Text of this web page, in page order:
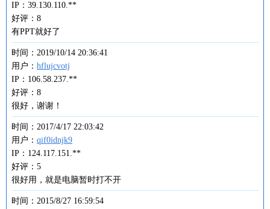
IP：39.130.110.**
好评：8
有PPT就好了
时间：2019/10/14 20:36:41
用户： hflujcvotj
IP：106.58.237.**
好评：8
很好，谢谢！
时间：2017/4/17 22:03:42
用户： qif0idnjk9
IP：124.117.151.**
好评：5
很好用，就是电脑暂时打不开
时间：2015/8/27 16:59:54